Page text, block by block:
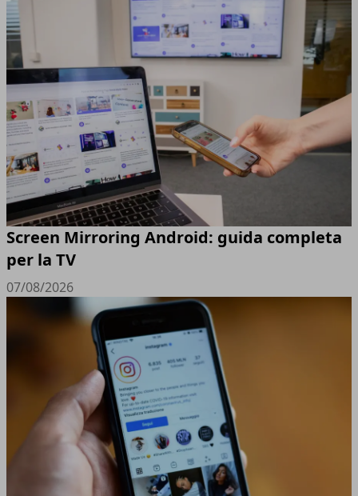
Screen Mirroring Android: guida completa
per la TV
07/08/2026